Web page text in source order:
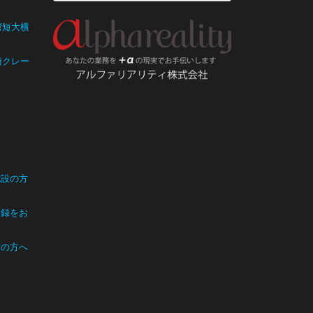
大横
レー
の方
をお
方へ